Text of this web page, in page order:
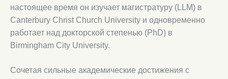
настоящее время он изучает магистратуру (LLM) в
Canterbury Christ Church University и одновременно
работает над докторской степенью (PhD) в
Birmingham City University.
Сочетая сильные академические достижения с